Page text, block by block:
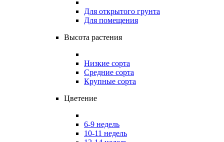
Для открытого грунта
Для помещения
Высота растения
Низкие сорта
Средние сорта
Крупные сорта
Цветение
6-9 недель
10-11 недель